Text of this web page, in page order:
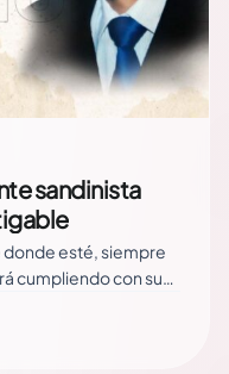
sandinista
donde esté, siempre
cumpliendo con su
y